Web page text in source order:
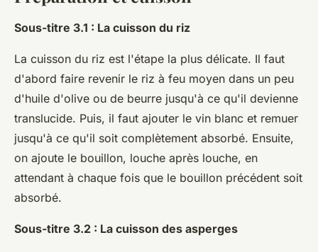
Sous-titre 3.1 : La cuisson du riz
La cuisson du riz est l'étape la plus délicate. Il faut
d'abord faire revenir le riz à feu moyen dans un peu
d'huile d'olive ou de beurre jusqu'à ce qu'il devienne
translucide. Puis, il faut ajouter le vin blanc et remuer
jusqu'à ce qu'il soit complètement absorbé. Ensuite,
on ajoute le bouillon, louche après louche, en
attendant à chaque fois que le bouillon précédent soit
absorbé.
Sous-titre 3.2 : La cuisson des asperges